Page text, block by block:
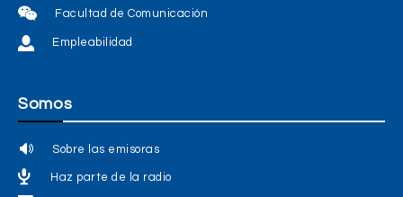
Facultad de Comunicación
Empleabilidad
Somos
Sobre las emisoras
Haz parte de la radio